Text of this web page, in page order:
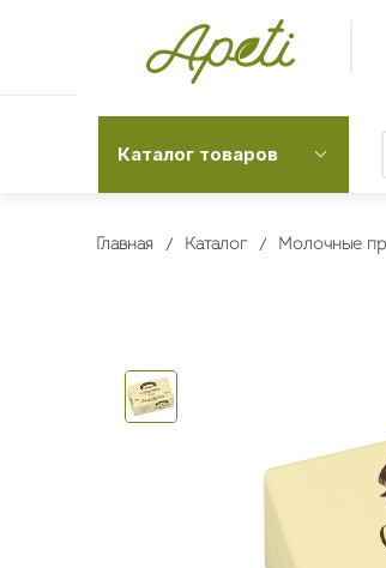
Каталог товаров
Главная Каталог Молочные